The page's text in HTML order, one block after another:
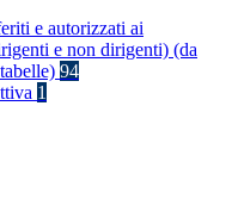
e autorizzati ai
e non dirigenti) (da
94
1